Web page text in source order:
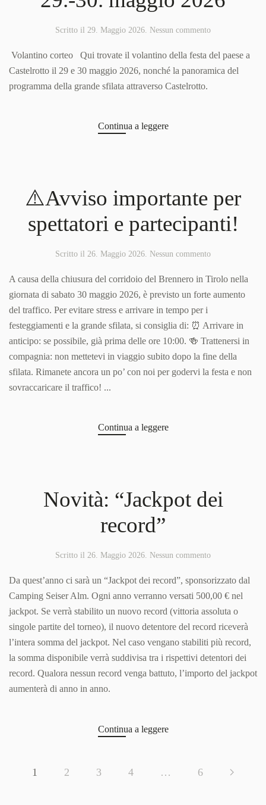
Scritto il 29. Maggio 2026 Nessun commentosu
del
paese
„Oswald
Volantino corteo Qui trovate il volantino della festa del paese a
Castelrotto il 29 e 30 maggio 2026, nonché la panoramica del
programma della grande sfilata attraverso Castelrotto.
Continua a leggere
⚠️Avviso importante per
spettatori e partecipanti!
Scritto il 26. Maggio 2026 Nessun commentosu
importante
spettatori
partecipanti!
A causa della chiusura del corridoio del Brennero in Tirolo nella
giornata di sabato 30 maggio 2026, è previsto un forte aumento
del traffico. Per evitare stress e arrivare in tempo per i
festeggiamenti e la grande sfilata, si consiglia di: ⏰ Arrivare in
anticipo: se possibile, già prima delle ore 10:00. 🍻 Trattenersi in
compagnia: non mettetevi in viaggio subito dopo la fine della
sfilata. Rimanete ancora un po’ con noi per godervi la festa e non
sovraccaricare il traffico! ...
Continua a leggere
Novità: “Jackpot dei
record”
Scritto il 26. Maggio 2026. Nessun commentosu
“Jackpot
record”
Da quest’anno ci sarà un “Jackpot dei record”, sponsorizzato dal
Camping Seiser Alm. Ogni anno verranno versati 500,00 € nel
jackpot. Se verrà stabilito un nuovo record (vittoria assoluta o
singole partite del torneo), il nuovo detentore del record riceverà
l’intera somma del jackpot. Nel caso vengano stabiliti più record,
la somma disponibile verrà suddivisa tra i rispettivi detentori dei
record. Qualora nessun record venga battuto, l’importo del jackpot
aumenterà di anno in anno.
Continua a leggere
1 2 3 4 … 6